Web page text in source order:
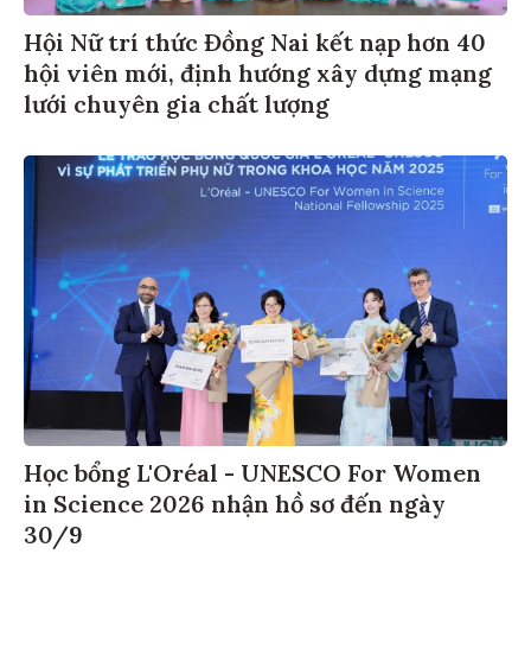
Hội Nữ trí thức Đồng Nai kết nạp hơn 40
hội viên mới, định hướng xây dựng mạng
lưới chuyên gia chất lượng
Học bổng L'Oréal - UNESCO For Women
in Science 2026 nhận hồ sơ đến ngày
30/9